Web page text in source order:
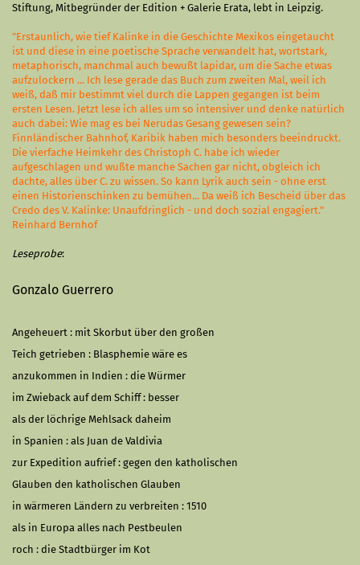
Stiftung, Mitbegründer der Edition + Galerie Erata, lebt in Leipzig.
"Erstaunlich, wie tief Kalinke in die Geschichte Mexikos eingetaucht
ist und diese in eine poetische Sprache verwandelt hat, wortstark,
metaphorisch, manchmal auch bewußt lapidar, um die Sache etwas
aufzulockern ... Ich lese gerade das Buch zum zweiten Mal, weil ich
weiß, daß mir bestimmt viel durch die Lappen gegangen ist beim
ersten Lesen. Jetzt lese ich alles um so intensiver und denke natürlich
auch dabei: Wie mag es bei Nerudas Gesang gewesen sein?
Finnländischer Bahnhof, Karibik haben mich besonders beeindruckt.
Die vierfache Heimkehr des Christoph C. habe ich wieder
aufgeschlagen und wußte manche Sachen gar nicht, obgleich ich
dachte, alles über C. zu wissen. So kann Lyrik auch sein - ohne erst
einen Historienschinken zu bemühen... Da weiß ich Bescheid über das
Credo des V. Kalinke: Unaufdringlich - und doch sozial engagiert."
Reinhard Bernhof
Leseprobe:
Gonzalo Guerrero
Angeheuert : mit Skorbut über den großen
Teich getrieben : Blasphemie wäre es
anzukommen in Indien : die Würmer
im Zwieback auf dem Schiff : besser
als der löchrige Mehlsack daheim
in Spanien : als Juan de Valdivia
zur Expedition aufrief : gegen den katholischen
Glauben den katholischen Glauben
in wärmeren Ländern zu verbreiten : 1510
als in Europa alles nach Pestbeulen
roch : die Stadtbürger im Kot